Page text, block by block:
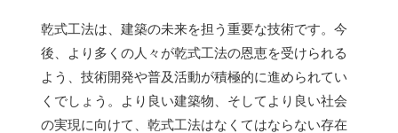
乾式工法は、建築の未来を担う重要な技術です。今
後、より多くの人々が乾式工法の恩恵を受けられる
よう、技術開発や普及活動が積極的に進められてい
くでしょう。より良い建築物、そしてより良い社会
の実現に向けて、乾式工法はなくてはならない存在